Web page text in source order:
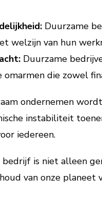
Duurzame
welzijn van hun
Duurzame
die zowel
ondernemen
instabiliteit
iedereen.
is niet alleen
van onze planeet